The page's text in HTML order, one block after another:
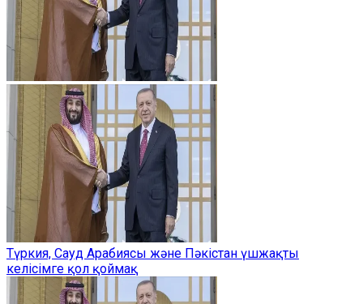
Түркия, Сауд Арабиясы және Пәкістан үшжақты
келісімге қол қоймақ